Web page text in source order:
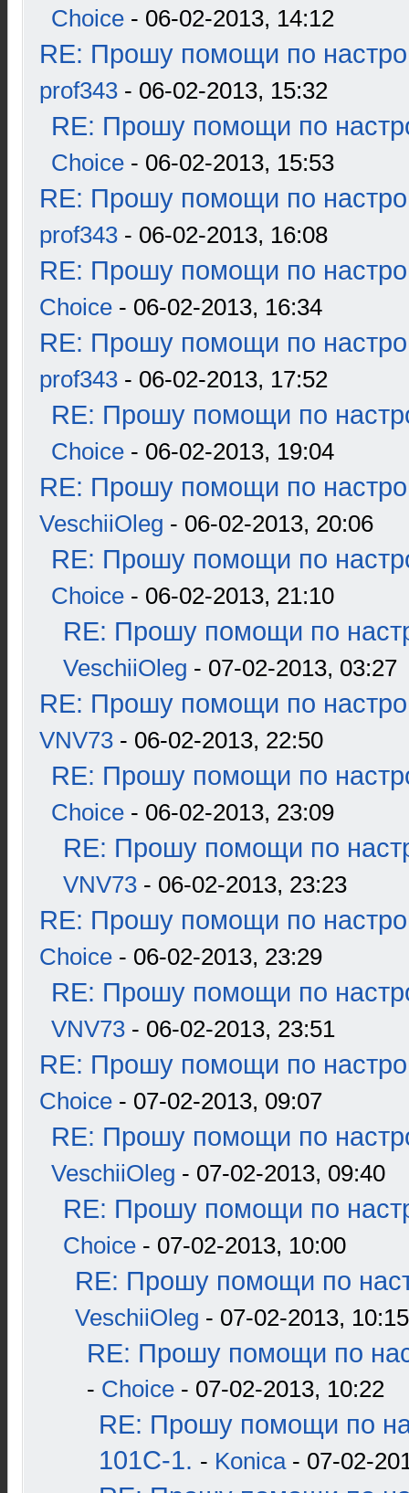
Choice - 06-02-2013, 14:12
RE: Прошу помощи по
prof343 - 06-02-2013, 15:32
RE: Прошу помощи по
Choice - 06-02-2013, 15:53
RE: Прошу помощи по
prof343 - 06-02-2013, 16:08
RE: Прошу помощи по
Choice - 06-02-2013, 16:34
RE: Прошу помощи по
prof343 - 06-02-2013, 17:52
RE: Прошу помощи по
Choice - 06-02-2013, 19:04
RE: Прошу помощи по
VeschiiOleg - 06-02-2013, 20:06
RE: Прошу помощи по
Choice - 06-02-2013, 21:10
RE: Прошу помощи по
VeschiiOleg - 07-02-2013, 03:27
RE: Прошу помощи по
VNV73 - 06-02-2013, 22:50
RE: Прошу помощи по
Choice - 06-02-2013, 23:09
RE: Прошу помощи по
VNV73 - 06-02-2013, 23:23
RE: Прошу помощи по
Choice - 06-02-2013, 23:29
RE: Прошу помощи по
VNV73 - 06-02-2013, 23:51
RE: Прошу помощи по
Choice - 07-02-2013, 09:07
RE: Прошу помощи по
VeschiiOleg - 07-02-2013, 09:40
RE: Прошу помощи по
Choice - 07-02-2013, 10:00
RE: Прошу помощи по
VeschiiOleg - 07-02-2013, 10:15
RE: Прошу помощи по
- Choice - 07-02-2013, 10:22
RE: Прошу помощи по
101С-1. - Konica- 07-02-